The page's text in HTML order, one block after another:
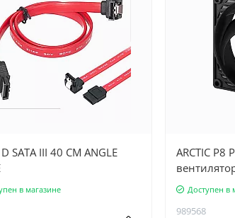
SATA III 40 CM ANGLE
в магазине
ARCTIC P8
об/мин, 4
Доступен в
989568